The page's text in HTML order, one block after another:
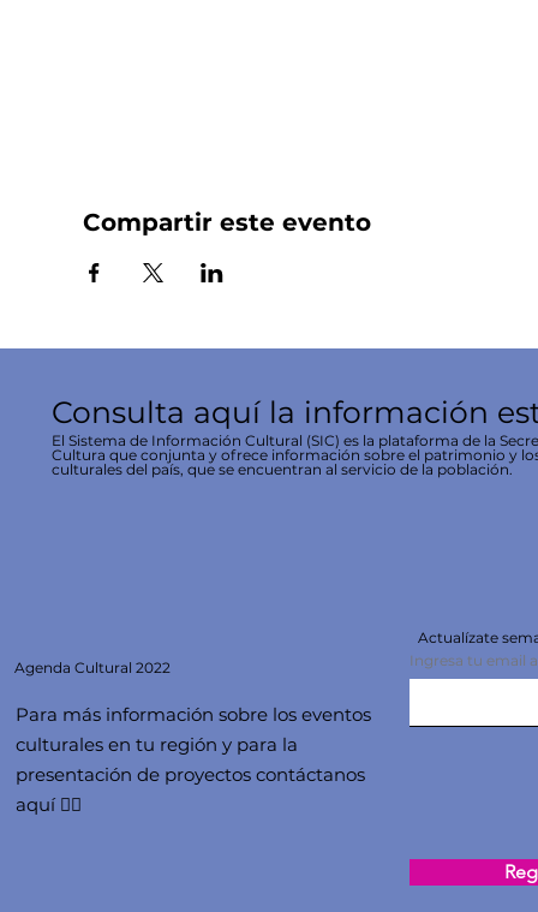
Compartir este evento
Consulta aquí la información
El Sistema de Información Cultural (SIC) es la plataforma de la
Cultura que conjunta y ofrece información sobre el patrimonio y
culturales del país, que se encuentran al servicio de la población.
Agenda Cultural 2022
Para más información sobre los eventos
culturales en tu región y para la
presentación de proyectos contáctanos
aquí 👇🏻
Actualízate
Ingresa tu email